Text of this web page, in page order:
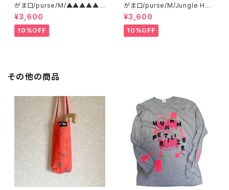
がま口/purse/M/▲▲▲▲▲?
▲▲▲ AB
¥3,600
10%OFF
がま口/purse/M/Jungle Her
e
¥3,600
10%OFF
その他の商品